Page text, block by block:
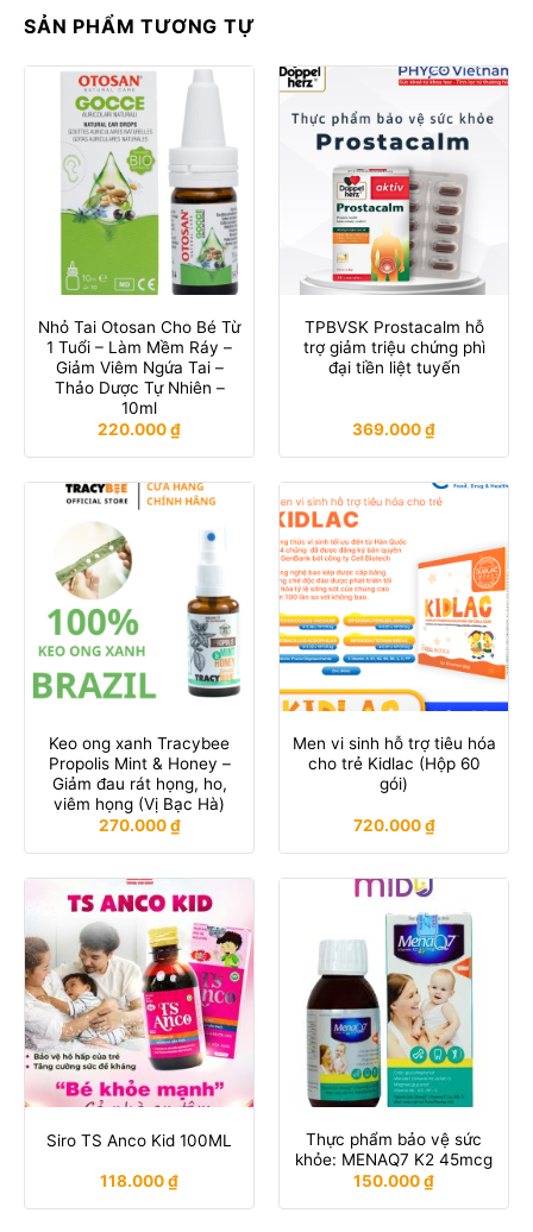
SẢN PHẨM TƯƠNG TỰ
Nhỏ Tai Otosan Cho Bé Từ
1 Tuổi – Làm Mềm Ráy –
Giảm Viêm Ngứa Tai –
Thảo Dược Tự Nhiên –
10ml
220.000₫
TPBVSK Prostacalm hỗ
trợ giảm triệu chứng phì
đại tiền liệt tuyến
369.000₫
Keo ong xanh Tracybee
Propolis Mint & Honey –
Giảm đau rát họng, ho,
viêm họng (Vị Bạc Hà)
270.000₫
Men vi sinh hỗ trợ tiêu hóa
cho trẻ Kidlac (Hộp 60
gói)
720.000₫
Siro TS Anco Kid 100ML
118.000₫
Thực phẩm bảo vệ sức
khỏe: MENAQ7 K2 45mcg
150.000₫